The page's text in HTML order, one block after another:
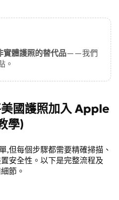
實體護照的替代品——我們
。
國護照加入 Apple
學)
,但每個步驟都需要精確掃描、
安全性。以下是完整流程及
節。